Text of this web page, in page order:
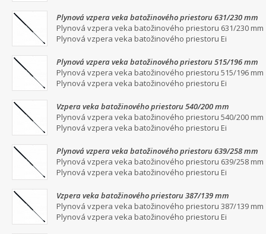
Plynová vzpera veka batožinového priestoru 631/230 mm
Plynová vzpera veka batožinového priestoru 631/230 mm
Plynová vzpera veka batožinového priestoru Ei
Plynová vzpera veka batožinového priestoru 515/196 mm
Plynová vzpera veka batožinového priestoru 515/196 mm
Plynová vzpera veka batožinového priestoru Ei
Vzpera veka batožinového priestoru 540/200 mm
Plynová vzpera veka batožinového priestoru 540/200 mm
Plynová vzpera veka batožinového priestoru Ei
Plynová vzpera veka batožinového priestoru 639/258 mm
Plynová vzpera veka batožinového priestoru 639/258 mm
Plynová vzpera veka batožinového priestoru Ei
Vzpera veka batožinového priestoru 387/139 mm
Plynová vzpera veka batožinového priestoru 387/139 mm
Plynová vzpera veka batožinového priestoru Ei